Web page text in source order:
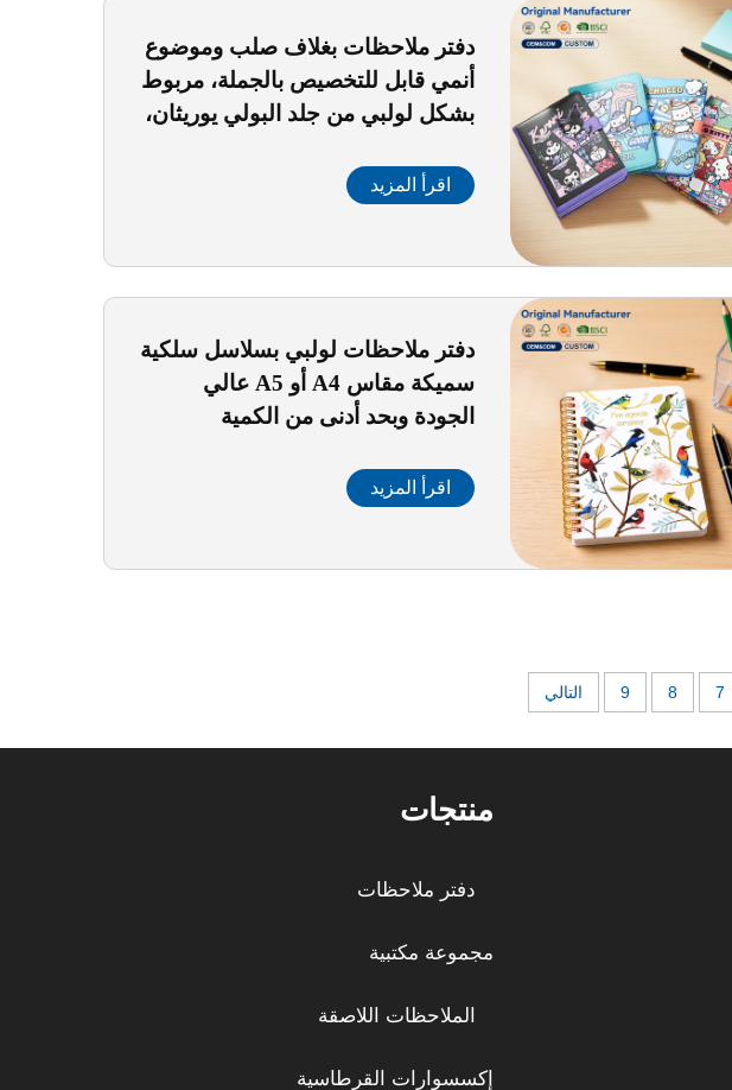
دفتر ملاحظات بغلاف صلب وموضوع
أنمي قابل للتخصيص بالجملة، مربوط
بشكل لولبي من جلد البولي يوريثان،
مخصص للفتيات
اقرأ المزيد
دفتر ملاحظات لولبي بسلاسل سلكية
سميكة مقاس A4 أو A5 عالي
الجودة وبحد أدنى من الكمية
اقرأ المزيد
7
8
9 التالي
منتجات
دفتر ملاحظات
مجموعة مكتبية
الملاحظات اللاصقة
إكسسوارات القرطاسية